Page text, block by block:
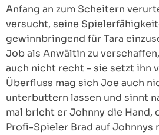
Anfang an zum Scheitern
versucht, seine
gewinnbringend für Tara
Job als Anwältin zu
auch nicht recht – sie setzt ihn
Überfluss mag sich Joe auch
unterbuttern lassen und sinnt
mal bricht er Johnny die Hand,
Profi-Spieler Brad auf